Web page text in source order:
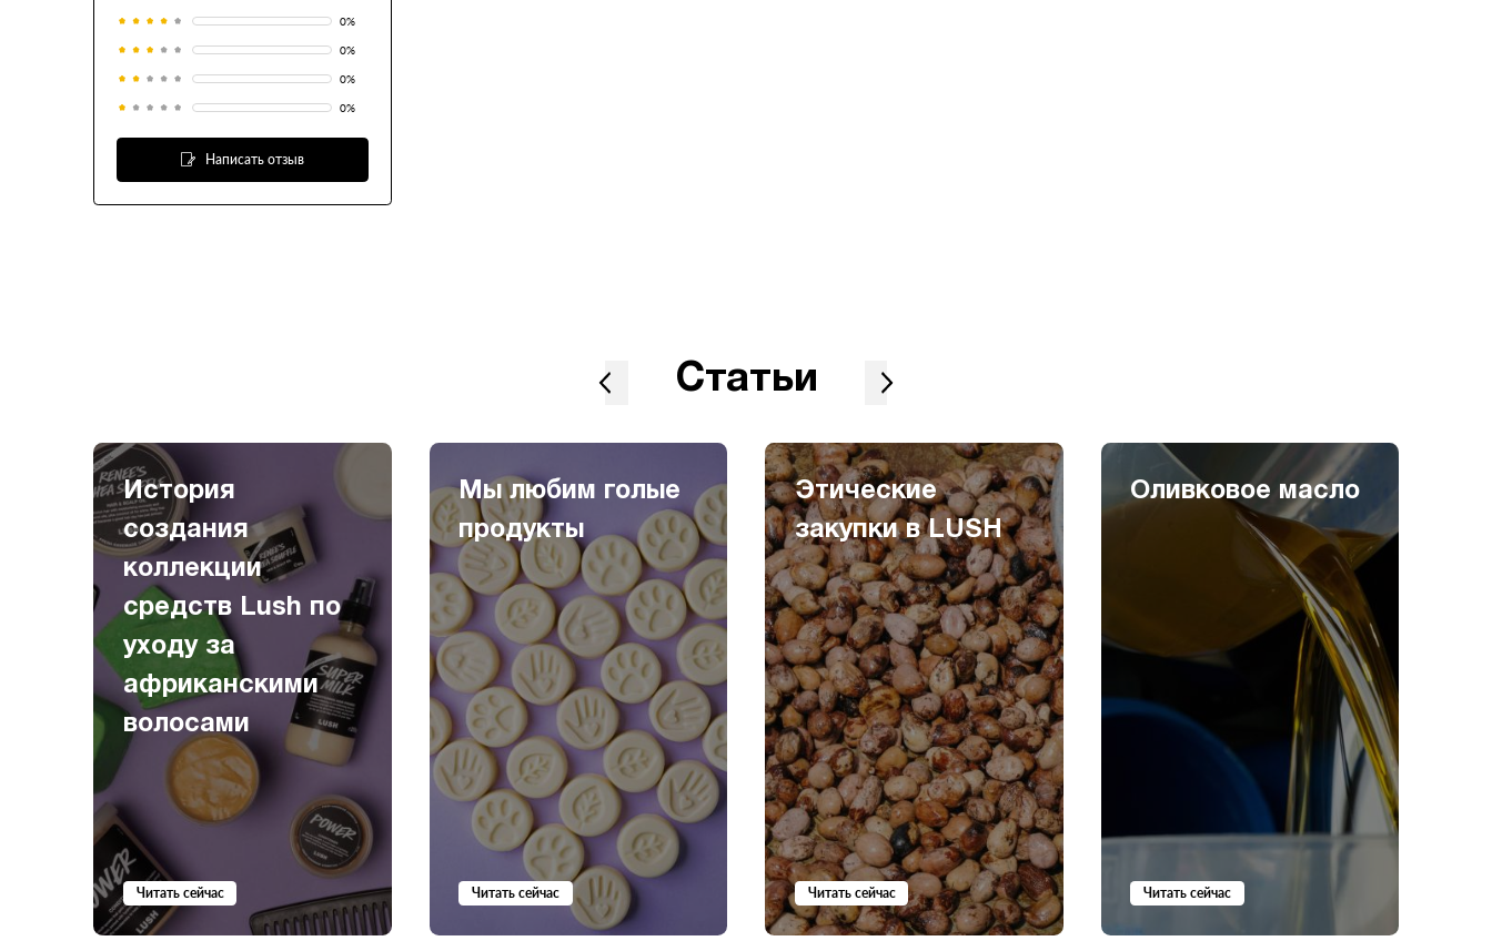
0%
0%
0%
0%
Написать отзыв
Статьи
История
создания
коллекции
средств Lush по
уходу за
африканскими
волосами
Читать сейчас
Мы любим голые
продукты
Читать сейчас
Этические
закупки в LUSH
Читать сейчас
Оливковое масло
Читать сейчас